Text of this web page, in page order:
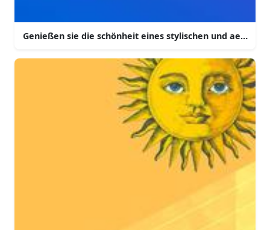
Genießen sie die schönheit eines stylischen und